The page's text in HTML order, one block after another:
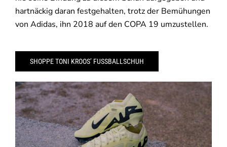
hartnäckig daran festgehalten, trotz der Bemühungen
von Adidas, ihn 2018 auf den COPA 19 umzustellen.
SHOPPE TONI KROOS’ FUSSBALLSCHUH